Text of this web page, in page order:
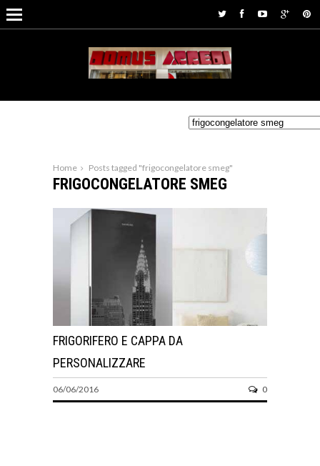
Home Posts tagged "frigocongelatore smeg"
FRIGOCONGELATORE SMEG
FRIGORIFERO E CAPPA DA
PERSONALIZZARE
06/06/2016 0